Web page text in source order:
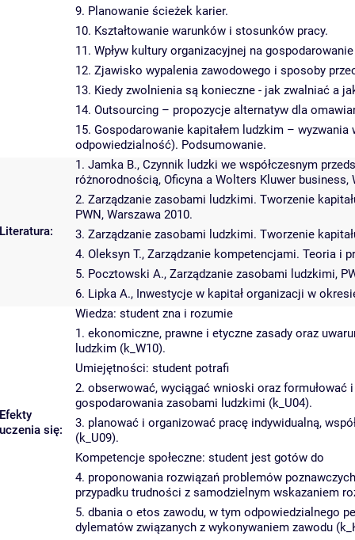
9. Planowanie ścieżek karier.
10. Kształtowanie warunków i stosunków pracy.
11. Wpływ kultury organizacyjnej na
12. Zjawisko wypalenia zawodowego i sposoby
13. Kiedy zwolnienia są konieczne - jak zwalniać a
14. Outsourcing – propozycje alternatyw dla
15. Gospodarowanie kapitałem ludzkim –
odpowiedzialność). Podsumowanie.
Literatura:
1. Jamka B., Czynnik ludzki we współczesnym
różnorodnością, Oficyna a Wolters Kluwer business,
2. Zarządzanie zasobami ludzkimi. Tworzenie
PWN, Warszawa 2010.
3. Zarządzanie zasobami ludzkimi. Tworzenie
4. Oleksyn T., Zarządzanie kompetencjami. Teoria i
5. Pocztowski A., Zarządzanie zasobami ludzkimi,
6. Lipka A., Inwestycje w kapitał organizacji w
Efekty
uczenia się:
Wiedza: student zna i rozumie
1. ekonomiczne, prawne i etyczne zasady oraz
ludzkim (k_W10).
Umiejętności: student potrafi
2. obserwować, wyciągać wnioski oraz
gospodarowania zasobami ludzkimi (k_U04).
3. planować i organizować pracę indywidualną,
(k_U09).
Kompetencje społeczne: student jest gotów do
4. proponowania rozwiązań problemów
przypadku trudności z samodzielnym wskazaniem
5. dbania o etos zawodu, w tym odpowiedzialnego
dylematów związanych z wykonywaniem zawodu